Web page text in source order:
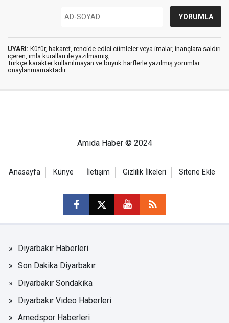
UYARI: Küfür, hakaret, rencide edici cümleler veya imalar, inançlara saldırı
içeren, imla kuralları ile yazılmamış,
Türkçe karakter kullanılmayan ve büyük harflerle yazılmış yorumlar
onaylanmamaktadır.
Amida Haber © 2024
Anasayfa Künye İletişim Gizlilik İlkeleri Sitene Ekle
Diyarbakır Haberleri
Son Dakika Diyarbakır
Diyarbakır Sondakika
Diyarbakır Video Haberleri
Amedspor Haberleri